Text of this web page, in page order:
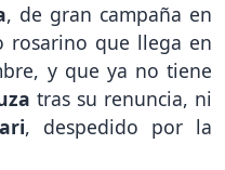
, de gran campaña en
rosarino que llega en
y que ya no tiene
tras su renuncia, ni
, despedido por la